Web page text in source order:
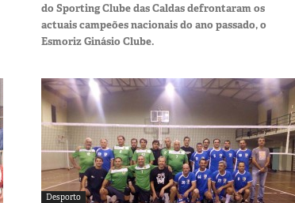
do Sporting Clube das Caldas defrontaram os
actuais campeões nacionais do ano passado, o
Esmoriz Ginásio Clube.
Desporto